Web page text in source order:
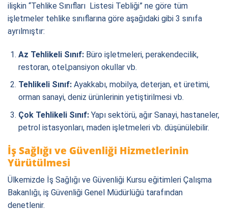
ilişkin “Tehlike Sınıfları Listesi Tebliği” ne göre tüm
işletmeler tehlike sınıflarına göre aşağıdaki gibi 3 sınıfa
ayrılmıştır:
Az Tehlikeli Sınıf:Büro işletmeleri, perakendecilik,
restoran, otel,pansiyon okullar vb.
Tehlikeli Sınıf:Ayakkabı, mobilya, deterjan, et üretimi,
orman sanayi, deniz ürünlerinin yetiştirilmesi vb.
Çok Tehlikeli Sınıf:Yapı sektörü, ağır Sanayi, hastaneler,
petrol istasyonları, maden işletmeleri vb. düşünülebilir.
İş Sağlığı ve Güvenliği Hizmetlerinin
Yürütülmesi
Ülkemizde İş Sağlığı ve Güvenliği Kursu eğitimleri Çalışma
Bakanlığı, iş Güvenliği Genel Müdürlüğü tarafından
denetlenir.